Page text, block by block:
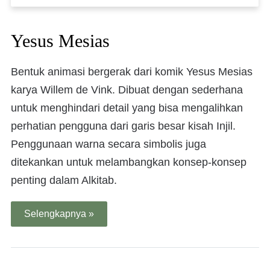
Yesus Mesias
Bentuk animasi bergerak dari komik Yesus Mesias
karya Willem de Vink. Dibuat dengan sederhana
untuk menghindari detail yang bisa mengalihkan
perhatian pengguna dari garis besar kisah Injil.
Penggunaan warna secara simbolis juga
ditekankan untuk melambangkan konsep-konsep
penting dalam Alkitab.
Selengkapnya »